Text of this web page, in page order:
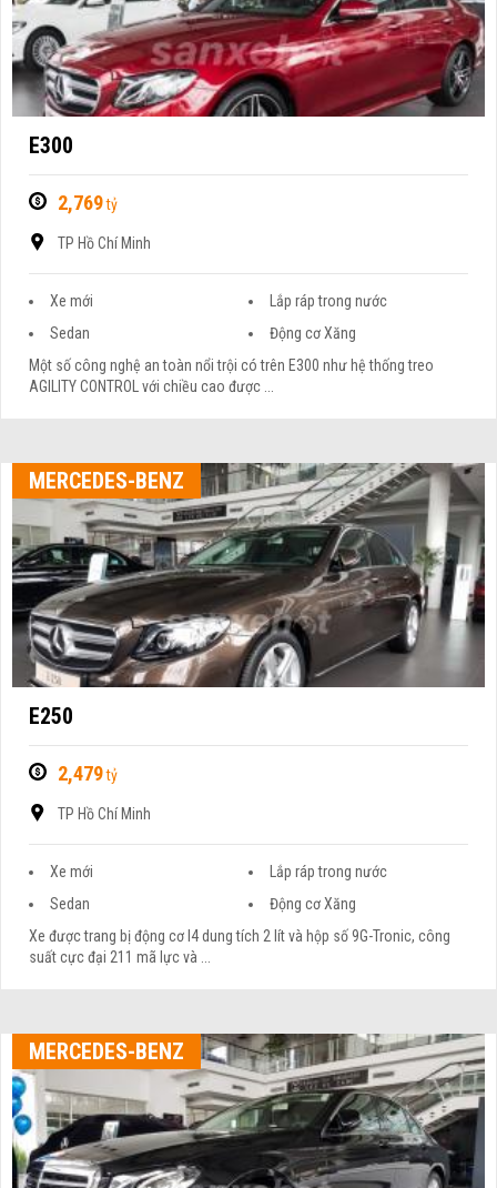
E300
2,769tỷ
TP Hồ Chí Minh
Xe mới
Lắp ráp trong nước
Sedan
Động cơ Xăng
Một số công nghệ an toàn nổi trội có trên E300 như hệ thống treo
AGILITY CONTROL với chiều cao được ...
MERCEDES-BENZ
E250
2,479tỷ
TP Hồ Chí Minh
Xe mới
Lắp ráp trong nước
Sedan
Động cơ Xăng
Xe được trang bị động cơ I4 dung tích 2 lít và hộp số 9G-Tronic, công
suất cực đại 211 mã lực và ...
MERCEDES-BENZ